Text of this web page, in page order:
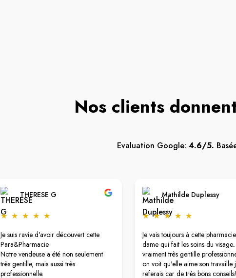
Nos clients
Evaluation Google: 4.6/5.
THERESE G
★ ★ ★ ★ ★
Je suis ravie d'avoir découvert cette
Para&Pharmacie.
Notre vendeuse a été non seulement
très gentille, mais aussi très
professionnelle.
Mathilde Duplessy
★ ★ ★ ★ ★
Je vais toujours à cette
dame qui fait les soins du visage...
vraiment très gentille
on voit qu'elle aime son travaille
referais car de très bons conseils!